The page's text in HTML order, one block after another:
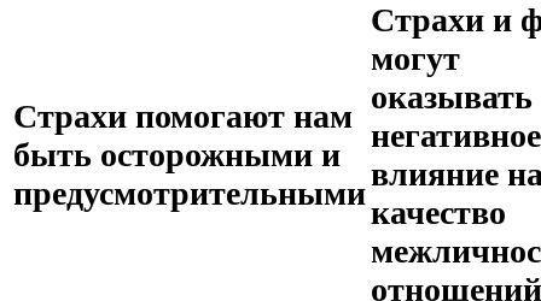
Страхи помогают нам
быть осторожными и
предусмотрительными
Страхи и
могут
оказывать
негативное
влияние
качество
отношений